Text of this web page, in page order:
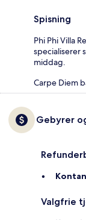
Spisning
Phi Phi Villa
specialiserer
middag.
Carpe Diem
Gebyrer
Valgfrie